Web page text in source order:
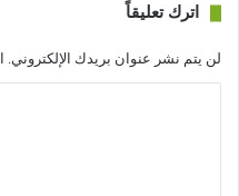
اترك تعليقاً
لن يتم نشر عنوان بريدك الإلكتروني.